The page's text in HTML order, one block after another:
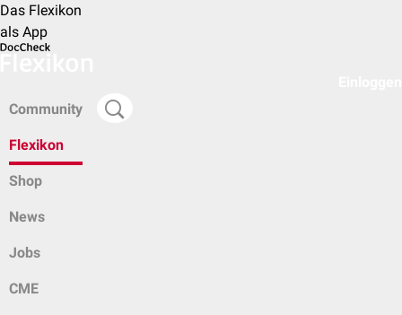
Das Flexikon
als App
Community
Flexikon
Shop
News
Jobs
CME